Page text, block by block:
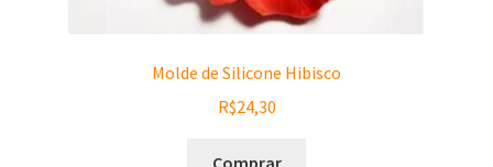
Molde de Silicone Hibisco
R$24,30
Comprar